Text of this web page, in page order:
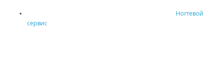
Ногтевой
сервис